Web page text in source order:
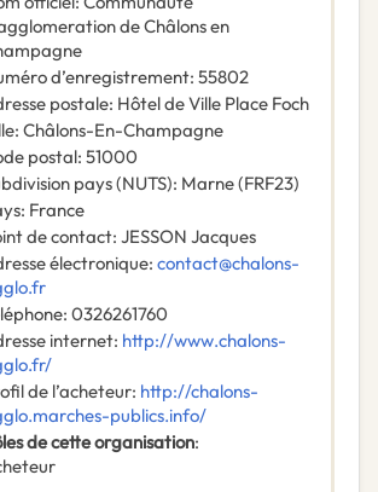
de Châlons en
d’enregistrement: 55802
postale: Hôtel de Ville Place Foch
: Châlons-En-Champagne
postal: 51000
pays (NUTS): Marne(FRF23)
: France
de contact: JESSON Jacques
électronique: contact@chalons-
: 0326261760
internet: http://www.chalons-
de l’acheteur: http://chalons-
publics.info/
de cette organisation: